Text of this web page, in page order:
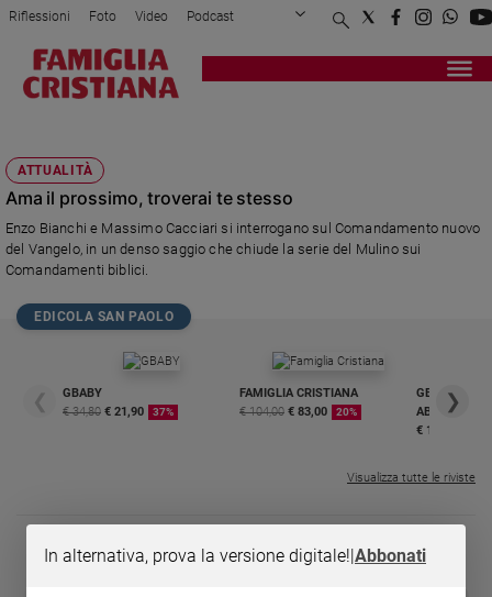
Attualità
Politica
Mondo
Economia
Legalità
giustizia
Sport
Papa
Chiesa
Riflessioni Foto Video Podcast
Privacy Policy Chi siamo
Registrati Redazione
ATTUALITÀ
Ama il prossimo, troverai te stesso
Enzo Bianchi e Massimo Cacciari si interrogano sul Comandamento nuovo
del Vangelo, in un denso saggio che chiude la serie del Mulino sui
Comandamenti biblici.
EDICOLA SAN PAOLO
❮
GBABY
€ 34,80 € 21,90 37%
FAMIGLIA CRISTIANA
€ 104,00 € 83,00 20%
GBABY
€ 16,99
❯
Visualizza tutte le riviste
In alternativa, prova la versione digitale!|Abbonati